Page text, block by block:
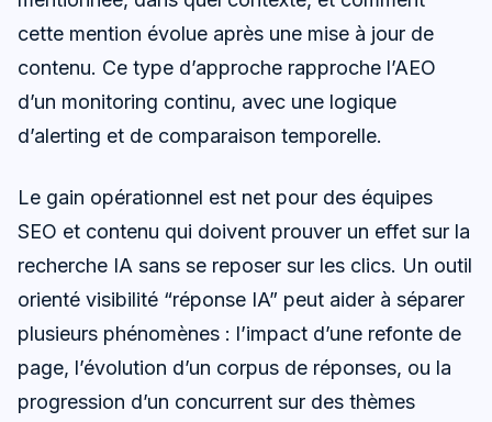
cette mention évolue après une mise à jour de
contenu. Ce type d’approche rapproche l’AEO
d’un monitoring continu, avec une logique
d’alerting et de comparaison temporelle.
Le gain opérationnel est net pour des équipes
SEO et contenu qui doivent prouver un effet sur la
recherche IA sans se reposer sur les clics. Un outil
orienté visibilité “réponse IA” peut aider à séparer
plusieurs phénomènes : l’impact d’une refonte de
page, l’évolution d’un corpus de réponses, ou la
progression d’un concurrent sur des thèmes